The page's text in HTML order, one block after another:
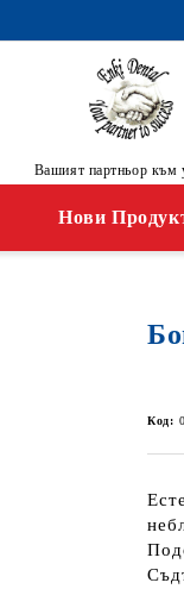
Вашият партньор към
Нови
Код: